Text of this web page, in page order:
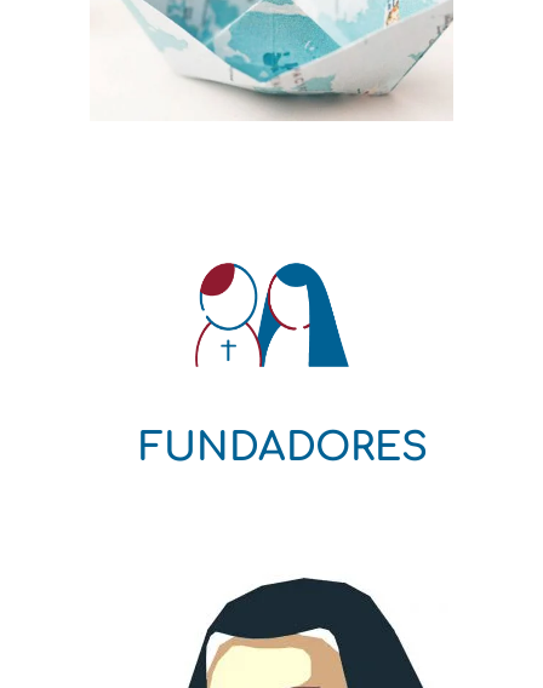
FUNDADORES